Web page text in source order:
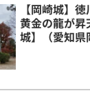
【岡崎城】
黄金の龍が
城】（愛知県